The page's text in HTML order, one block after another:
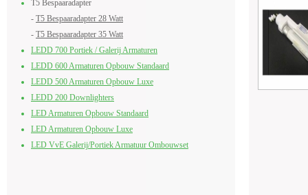
T5 Bespaaradapter
- T5 Bespaaradapter 28 Watt
- T5 Bespaaradapter 35 Watt
LEDD 700 Portiek / Galerij Armaturen
LEDD 600 Armaturen Opbouw Standaard
LEDD 500 Armaturen Opbouw Luxe
LEDD 200 Downlighters
LED Armaturen Opbouw Standaard
LED Armaturen Opbouw Luxe
LED VvE Galerij/Portiek Armatuur Ombouwset